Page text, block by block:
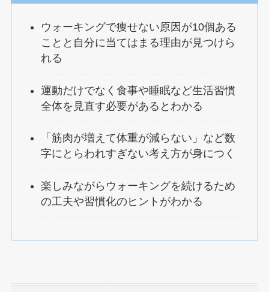
ウォーキングで痩せない原因が10個ある
ことと自分に当てはまる理由が見つけら
れる
運動だけでなく食事や睡眠など生活習慣
全体を見直す必要があるとわかる
「筋肉が増えて体重が減らない」など数
字にとらわれすぎない考え方が身につく
楽しみながらウォーキングを続けるため
の工夫や習慣化のヒントがわかる